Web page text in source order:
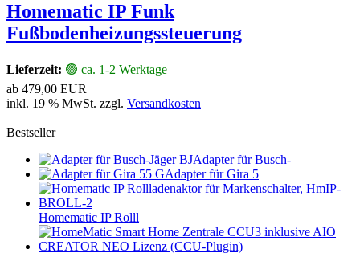
Homematic IP Funk
Fußbodenheizungssteuerung
Lieferzeit: 🟢 ca. 1-2 Werktage
ab 479,00 EUR
inkl. 19 % MwSt. zzgl. Versandkosten
Bestseller
Adapter für Busch-
Adapter für Gira 5
Homematic IP Rolll